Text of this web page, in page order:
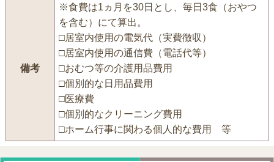
備考
※食費は1ヵ月を30日とし、毎日3食（おやつ
を含む）にて算出。
□居室内使用の電気代（実費徴収）
□居室内使用の通信費（電話代等）
□おむつ等の介護用品費用
□個別的な日用品費用
□医療費
□個別的なクリーニング費用
□ホーム行事に関わる個人的な費用 等